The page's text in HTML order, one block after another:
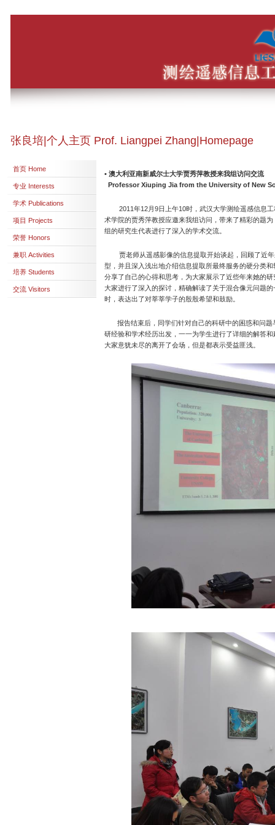
张良培|个人主页 Prof. Liangpei Zhang|Homepage
首页 Home
专业 Interests
学术 Publications
项目 Projects
荣誉 Honors
兼职 Activities
培养 Students
交流 Visitors
• 澳大利亚南新威尔士大学贾秀萍教授来我组访问交流
Professor Xiuping Jia from the University of New
2011年12月9日上午10时，武汉大学测绘遥感信息工
术学院的贾秀萍教授应邀来我组访问，带来了精彩的题
组的研究生代表进行了深入的学术交流。
贾老师从遥感影像的信息提取开始谈起，回顾了近年
型，并且深入浅出地介绍信息提取所最终服务的硬分类
分享了自己的心得和思考，为大家展示了近些年来她的
大家进行了深入的探讨，精确解读了关于混合像元问题
时，表达出了对莘莘学子的殷殷希望和鼓励。
报告结束后，同学们针对自己的科研中的困惑和问题
研经验和学术经历出发，一一为学生进行了详细的解答
大家意犹未尽的离开了会场，但是都表示受益匪浅。